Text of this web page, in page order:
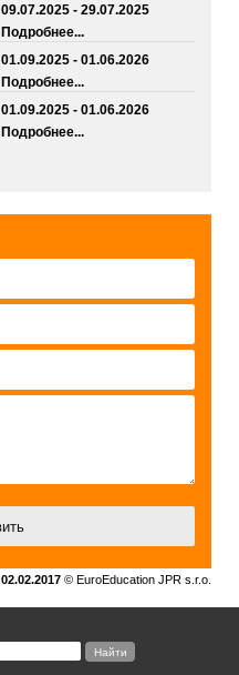
09.07.2025 - 29.07.2025
Подробнее...
01.09.2025 - 01.06.2026
Подробнее...
01.09.2025 - 01.06.2026
Подробнее...
02.02.2017 © EuroEducation JPR s.r.o.